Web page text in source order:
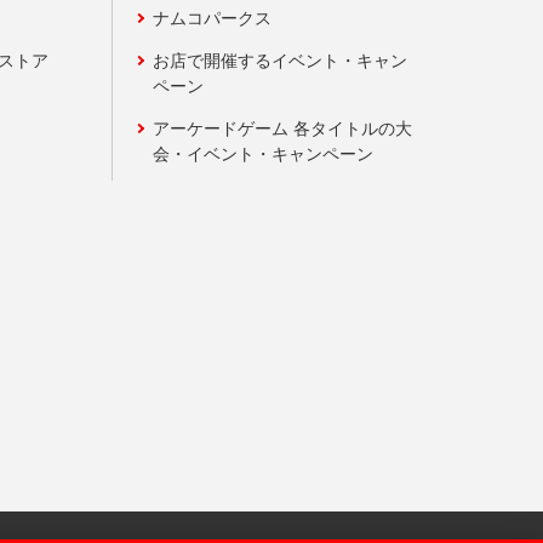
トア
ナムコパークス
お店で開催するイベント・キャン
ペーン
アーケードゲーム 各タイトルの大
会・イベント・キャンペーン